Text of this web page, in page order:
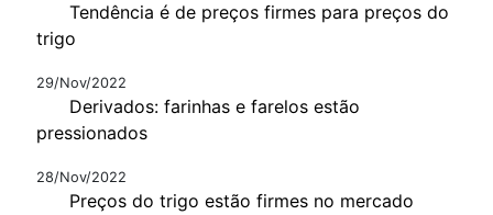
Tendência é de preços firmes para preços do
trigo
29/Nov/2022
Derivados: farinhas e farelos estão
pressionados
28/Nov/2022
Preços do trigo estão firmes no mercado